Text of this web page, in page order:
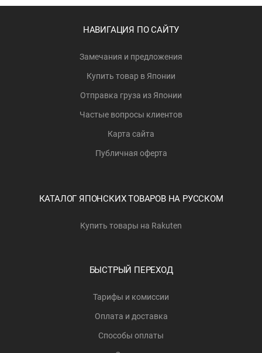
НАВИГАЦИЯ ПО САЙТУ
Замечания и предложения
Купить товар в Японии
Отправка груза из Японии
Частые вопросы клиентов
Карта сайта
Публичная оферта
КАТАЛОГ ЯПОНСКИХ ТОВАРОВ НА РУССКОМ
Купить товары на Rakuten
БЫСТРЫЙ ПЕРЕХОД
Тарифы и комиссии
Оплата и доставка
Способы оплаты